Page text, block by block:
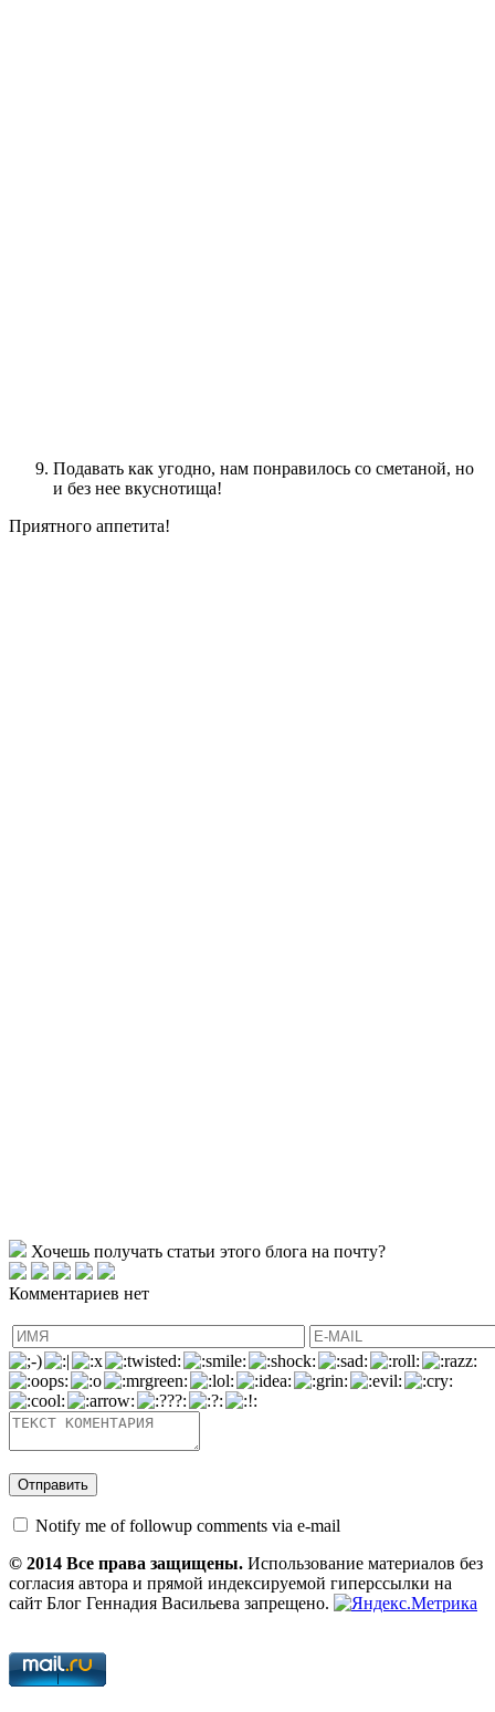
Подавать как угодно, нам понравилось со сметаной, но
и без нее вкуснотища!
Приятного аппетита!
Хочешь получать статьи этого блога на почту?
Комментариев нет
Notify me of followup comments via e-mail
© 2014 Все права защищены. Использование материалов без
согласия автора и прямой индексируемой гиперссылки на
сайт Блог Геннадия Васильева запрещено.